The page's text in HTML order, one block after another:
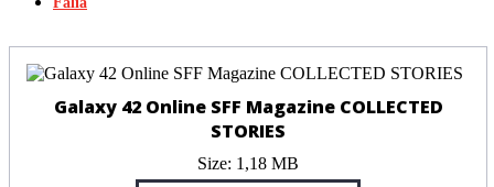
Galaxy 42 Online SFF Magazine COLLECTED
STORIES
Size: 1,18 MB